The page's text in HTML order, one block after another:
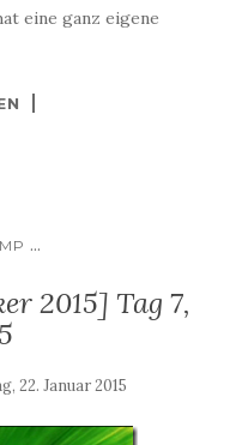
eine ganz eigene
...
2015] Tag 7,
22. Januar 2015